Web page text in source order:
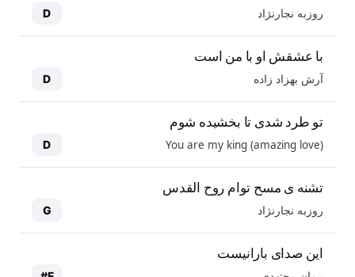
روزبه نجارنژاد D
با عشقش او با من است
آرش بهزاد زاده D
تو طرد شدی تا بخشیده شوم
You are my king (amazing love)
D
تشنه ی مسح توام روح القدس
روزبه نجارنژاد G
این صدای بارانیست